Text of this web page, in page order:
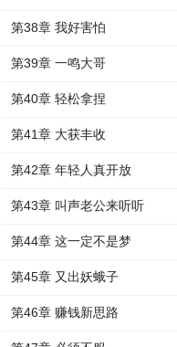
第38章 我好害怕
第39章 一鸣大哥
第40章 轻松拿捏
第41章 大获丰收
第42章 年轻人真开放
第43章 叫声老公来听听
第44章 这一定不是梦
第45章 又出妖蛾子
第46章 赚钱新思路